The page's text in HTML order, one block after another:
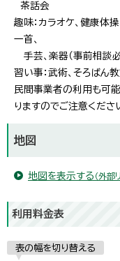
茶話会
趣味：カラオケ、健康体操
一首、
手芸、楽器（事前相談
習い事：武術、そろばん
民間事業者の利用も可
りますのでご注意くださ
地図
地図を表示する （外部
利用料金表
表の幅を切り替える